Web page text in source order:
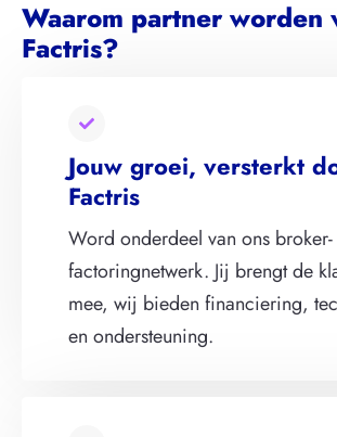
Waarom partner worden
Factris?
Jouw groei, versterkt
Factris
Word onderdeel van ons broker-
factoringnetwerk. Jij brengt de
mee, wij bieden financiering,
en ondersteuning.